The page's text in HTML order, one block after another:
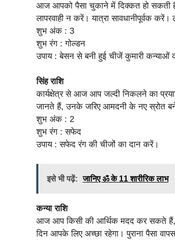
आज आपको पैसा चुकाने में दिक्कत हो सकती
लापरवाही न करें। यात्रा सावधानीपूर्वक
शुभ अंक : 3
शुभ रंग : गोल्डन
उपाय : बेसन से बनी हुई चीजें कुमारी कन्याओं
सिंह राशि
कार्यक्षेत्र से आज आप जल्दी निकलने का
जानते हैं, उनके जरिए आमदनी के नए स्रोत
शुभ अंक : 2
शुभ रंग : सफेद
उपाय : सफेद रंग की चीजों का दान करें।
इसे भी पढ़ें: जानिए ॐ के 11 शारीरिक लाभ
कन्या राशि
आज आप किसी की आर्थिक मदद कर सकते हैं,
दिन आपके लिए अच्छा रहेगा। पुराना पैसा